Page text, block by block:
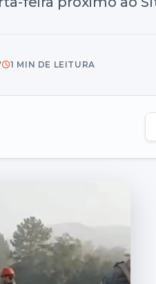
1 MIN DE LEITURA